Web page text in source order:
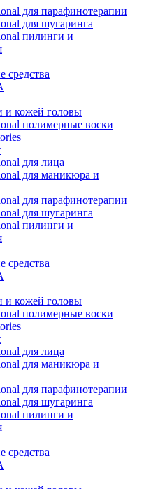
для парафинотерапии
для шугаринга
пилинги и
средства
и кожей головы
полимерные воски
для лица
для маникюра и
для парафинотерапии
для шугаринга
пилинги и
средства
и кожей головы
полимерные воски
для лица
для маникюра и
для парафинотерапии
для шугаринга
пилинги и
средства